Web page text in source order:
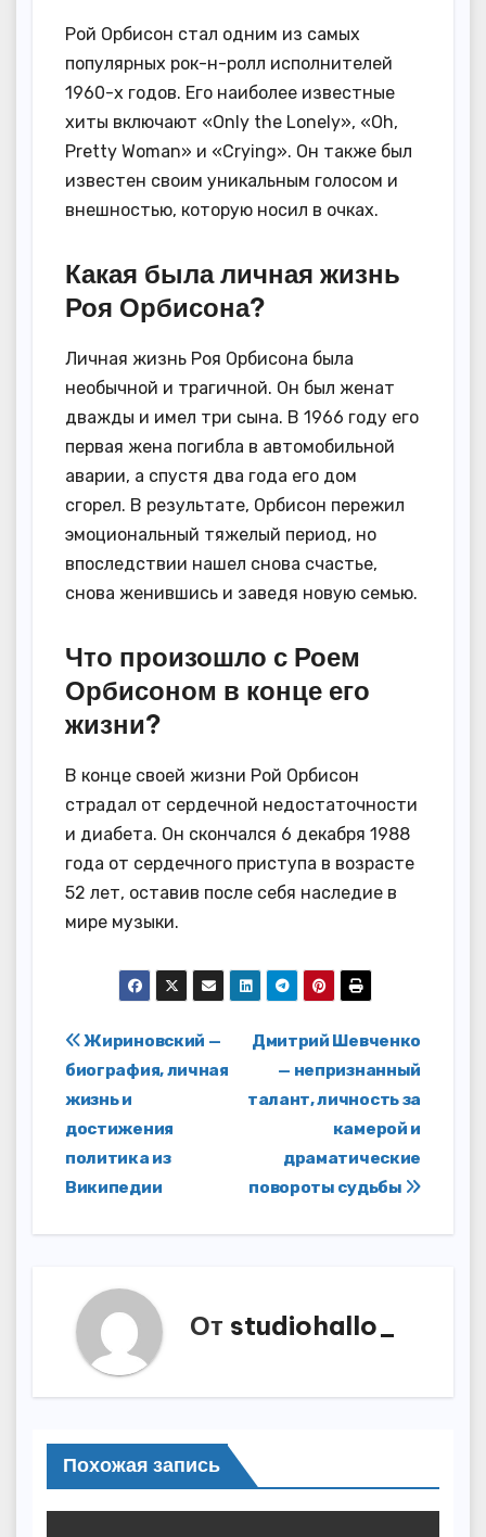
Рой Орбисон стал одним из самых
популярных рок-н-ролл исполнителей
1960-х годов. Его наиболее известные
хиты включают «Only the Lonely», «Oh,
Pretty Woman» и «Crying». Он также был
известен своим уникальным голосом и
внешностью, которую носил в очках.
Какая была личная жизнь
Роя Орбисона?
Личная жизнь Роя Орбисона была
необычной и трагичной. Он был женат
дважды и имел три сына. В 1966 году его
первая жена погибла в автомобильной
аварии, а спустя два года его дом
сгорел. В результате, Орбисон пережил
эмоциональный тяжелый период, но
впоследствии нашел снова счастье,
снова женившись и заведя новую семью.
Что произошло с Роем
Орбисоном в конце его
жизни?
В конце своей жизни Рой Орбисон
страдал от сердечной недостаточности
и диабета. Он скончался 6 декабря 1988
года от сердечного приступа в возрасте
52 лет, оставив после себя наследие в
мире музыки.
Навигация
по
записям
Дмитрий Шевченко
— непризнанный
талант, личность за
камерой и
драматические
повороты судьбы
Жириновский —
биография, личная
жизнь и
достижения
политика из
Википедии
От studiohallo_
Похожая запись